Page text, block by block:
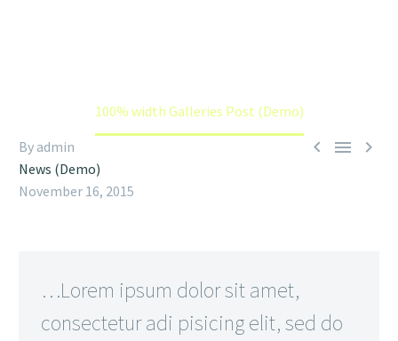
100% width Galleries Post (Demo)
  
By admin
News (Demo)
November 16, 2015
…Lorem ipsum dolor sit amet,
consectetur adi pisicing elit, sed do